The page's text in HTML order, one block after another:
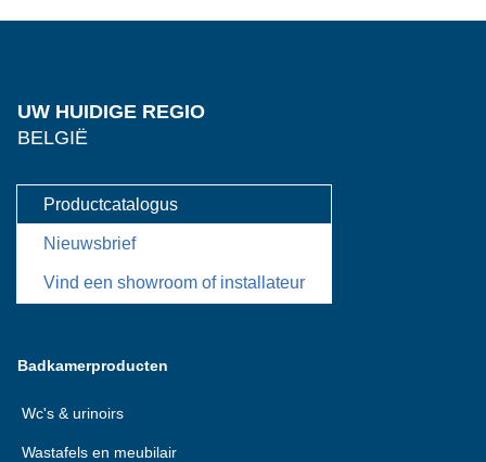
UW HUIDIGE REGIO
BELGIË
Productcatalogus
Nieuwsbrief
Vind een showroom of installateur
Badkamerproducten
Wc's & urinoirs
Wastafels en meubilair